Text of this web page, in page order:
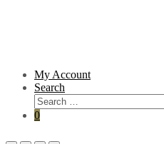
My Account
Search
0